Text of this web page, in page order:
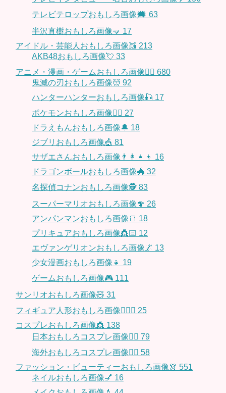
テレビテロップおもしろ画像🗯 63
半沢直樹おもしろ画像🤜 17
アイドル・芸能人おもしろ画像👯 213
AKB48おもしろ画像💘 33
アニメ・漫画・ゲームおもしろ画像🧚‍♀️ 680
鬼滅の刃おもしろ画像👹 92
ハンターハンターおもしろ画像🎣 17
ポケモンおもしろ画像🤹‍♂️ 27
ドラえもんおもしろ画像🔔 18
ジブリおもしろ画像🎪 81
サザエさんおもしろ画像👨‍👩‍👧‍👦 16
ドラゴンボールおもしろ画像🐲 32
名探偵コナンおもしろ画像🕵️ 83
スーパーマリオおもしろ画像🍄 26
アンパンマンおもしろ画像🍞 18
プリキュアおもしろ画像👸🏻 12
エヴァンゲリオンおもしろ画像🌌 13
少女漫画おもしろ画像👧 19
ゲームおもしろ画像🎮 111
サンリオおもしろ画像🧸 31
フィギュア人形おもしろ画像🧍🏼‍♂️ 25
コスプレおもしろ画像👸 138
日本おもしろコスプレ画像🧝‍♀️ 79
海外おもしろコスプレ画像🧝‍♂️ 58
ファッション・ビューティーおもしろ画像👗 551
ネイルおもしろ画像💅 16